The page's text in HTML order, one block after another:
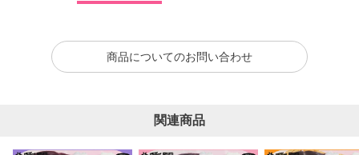
商品についてのお問い合わせ
関連商品